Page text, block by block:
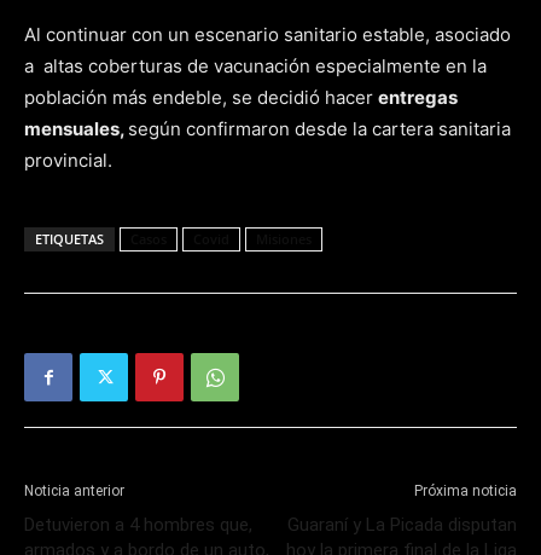
Al continuar con un escenario sanitario estable, asociado
a altas coberturas de vacunación especialmente en la
población más endeble, se decidió hacer entregas
mensuales, según confirmaron desde la cartera sanitaria
provincial.
ETIQUETAS
Noticia anterior
Detuvieron a 4 hombres que,
armados y a bordo de un auto,
Próxima noticia
Guaraní y La Picada disputan
hoy la primera final de la Liga